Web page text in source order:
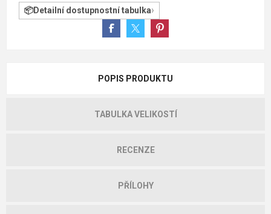
Detailní dostupnostní tabulka
POPIS PRODUKTU
TABULKA VELIKOSTÍ
RECENZE
PŘÍLOHY